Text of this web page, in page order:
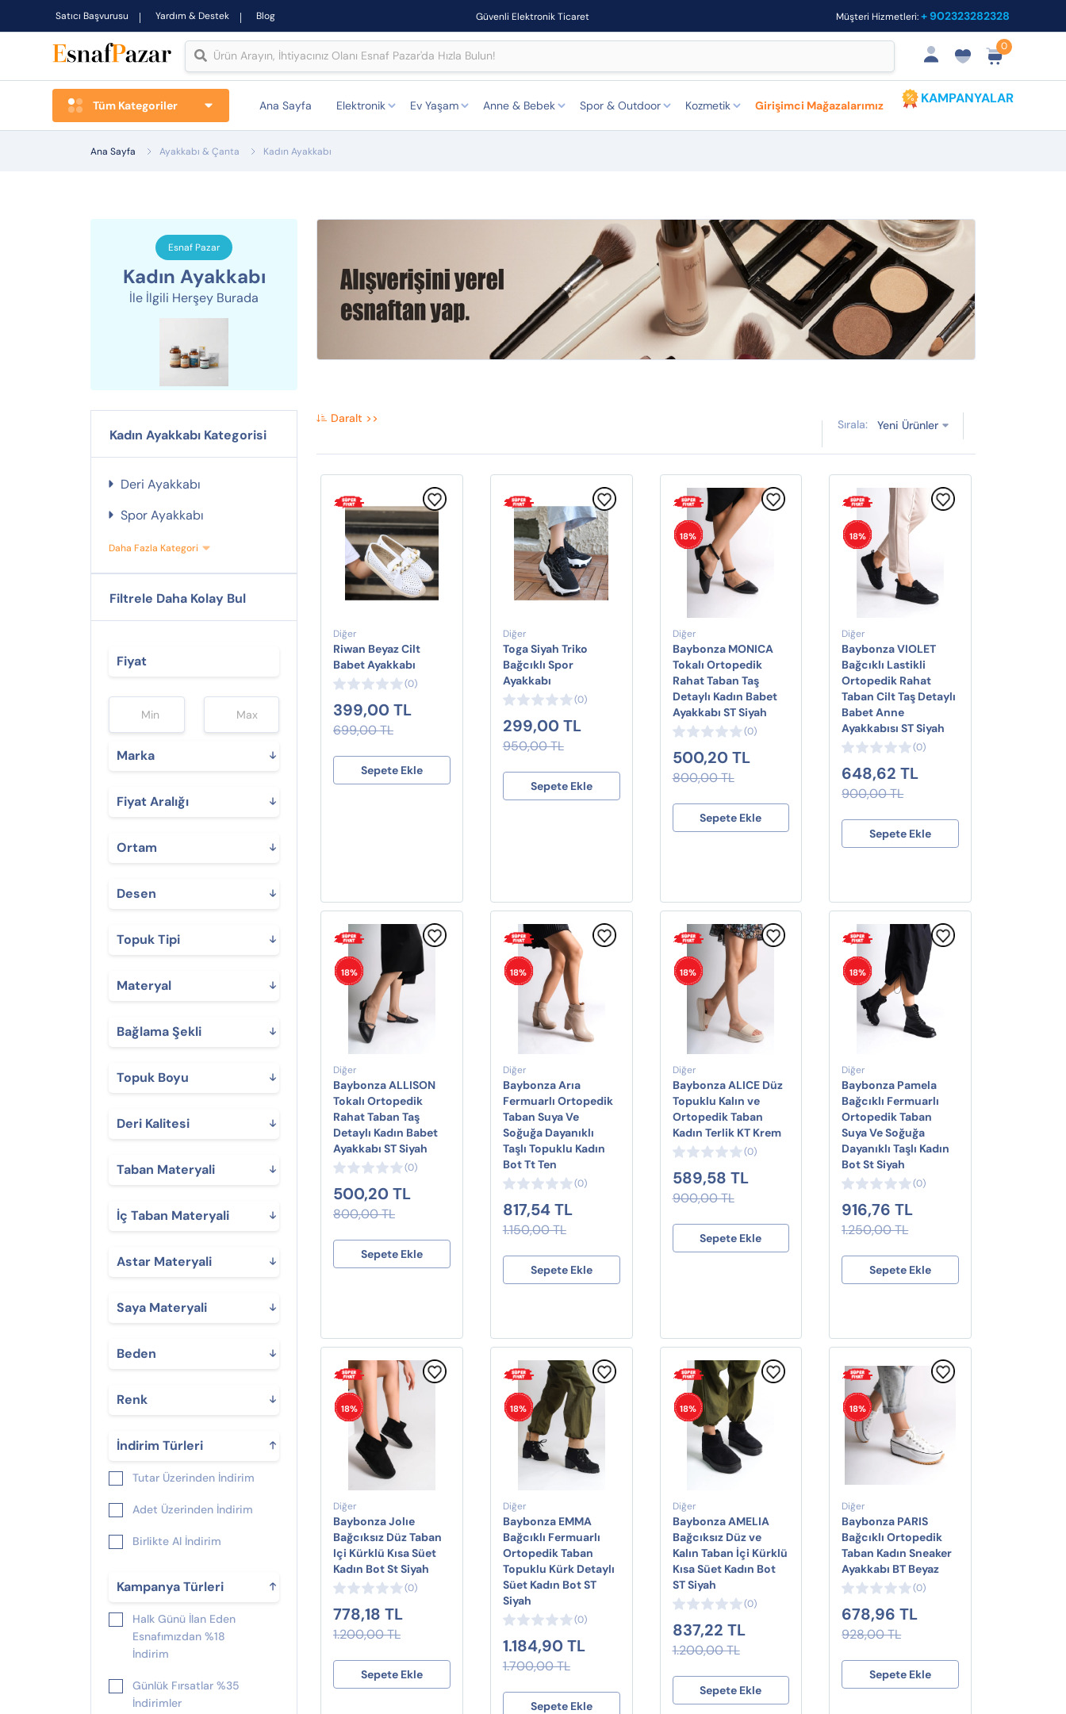
Satıcı Başvurusu Yardım & Destek Blog Güvenli Elektronik Ticaret Müşteri Hizmetleri: + 902323282328
0
Tüm Kategoriler Ana Sayfa Elektronik Ev Yaşam Anne & Bebek Spor & Outdoor Kozmetik Girişimci Mağazalarımız KAMPANYALAR
Ana Sayfa Ayakkabı & Çanta Kadın Ayakkabı
Esnaf Pazar
Kadın Ayakkabı
İle İlgili Herşey Burada
Daralt >> Sırala: Yeni Ürünler
Diğer
Riwan Beyaz Cilt
Babet Ayakkabı
(0)
399,00 TL
699,00 TL
Sepete Ekle
Diğer
Toga Siyah Triko
Bağcıklı Spor
Ayakkabı
(0)
299,00 TL
950,00 TL
Sepete Ekle
18%
Diğer
Baybonza MONICA
Tokalı Ortopedik
Rahat Taban Taş
Detaylı Kadın Babet
Ayakkabı ST Siyah
(0)
500,20 TL
800,00 TL
Sepete Ekle
18%
Diğer
Baybonza VIOLET
Bağcıklı Lastikli
Ortopedik Rahat
Taban Cilt Taş Detaylı
Babet Anne
Ayakkabısı ST Siyah
(0)
648,62 TL
900,00 TL
Sepete Ekle
18%
Diğer
Baybonza ALLISON
Tokalı Ortopedik
Rahat Taban Taş
Detaylı Kadın Babet
Ayakkabı ST Siyah
(0)
500,20 TL
800,00 TL
Sepete Ekle
18%
Diğer
Baybonza Arıa
Fermuarlı Ortopedik
Taban Suya Ve
Soğuğa Dayanıklı
Taşlı Topuklu Kadın
Bot Tt Ten
(0)
817,54 TL
1.150,00 TL
Sepete Ekle
18%
Diğer
Baybonza ALICE Düz
Topuklu Kalın ve
Ortopedik Taban
Kadın Terlik KT Krem
(0)
589,58 TL
900,00 TL
Sepete Ekle
18%
Diğer
Baybonza Pamela
Bağcıklı Fermuarlı
Ortopedik Taban
Suya Ve Soğuğa
Dayanıklı Taşlı Kadın
Bot St Siyah
(0)
916,76 TL
1.250,00 TL
Sepete Ekle
18%
Diğer
Baybonza Jolıe
Bağcıksız Düz Taban
Içi Kürklü Kısa Süet
Kadın Bot St Siyah
(0)
778,18 TL
1.200,00 TL
Sepete Ekle
18%
Diğer
Baybonza EMMA
Bağcıklı Fermuarlı
Ortopedik Taban
Topuklu Kürk Detaylı
Süet Kadın Bot ST
Siyah
(0)
1.184,90 TL
1.700,00 TL
Sepete Ekle
18%
Diğer
Baybonza AMELIA
Bağcıksız Düz ve
Kalın Taban İçi Kürklü
Kısa Süet Kadın Bot
ST Siyah
(0)
837,22 TL
1.200,00 TL
Sepete Ekle
18%
Diğer
Baybonza PARIS
Bağcıklı Ortopedik
Taban Kadın Sneaker
Ayakkabı BT Beyaz
(0)
678,96 TL
928,00 TL
Sepete Ekle
Kadın Ayakkabı Kategorisi
Deri Ayakkabı
Spor Ayakkabı
Daha Fazla Kategori
Filtrele Daha Kolay Bul
Fiyat
Marka
Fiyat Aralığı
Ortam
Desen
Topuk Tipi
Materyal
Bağlama Şekli
Topuk Boyu
Deri Kalitesi
Taban Materyali
İç Taban Materyali
Astar Materyali
Saya Materyali
Beden
Renk
İndirim Türleri
Tutar Üzerinden İndirim
Adet Üzerinden İndirim
Birlikte Al İndirim
Kampanya Türleri
Halk Günü İlan Eden
Esnafımızdan %18
İndirim
Günlük Fırsatlar %35
İndirimler